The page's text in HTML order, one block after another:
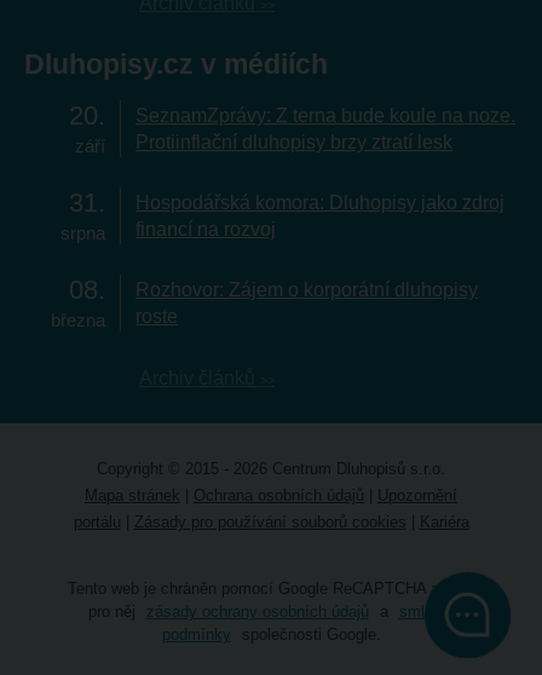
Dluhopisy.cz v médiích
20
září
SeznamZprávy: Z terna bude koule na noze.
Protiinflační dluhopisy brzy ztratí lesk
31
srpna
Hospodářská komora: Dluhopisy jako zdroj
financí na rozvoj
08
března
Rozhovor: Zájem o korporátní dluhopisy
roste
Copyright © 2015 - 2026 Centrum Dluhopisů s.r.o.
Mapa stránek | Ochrana osobních údajů | Upozornění
portálu | Zásady pro používání souborů cookies | Kariéra
Tento web je chráněn pomocí Google ReCAPTCHA a platí
pro něj
zásady ochrany osobních údajů a
smluvní
podmínky
společnosti Google.